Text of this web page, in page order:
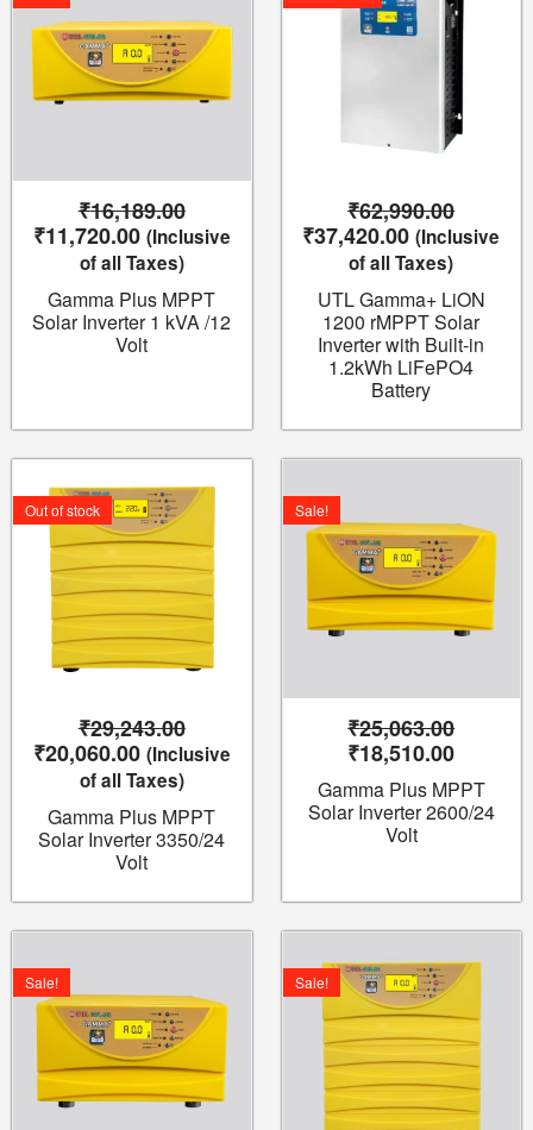
₹16,189.00
₹16,189.00.
₹11,720.00
₹11,720.00.
(Inclusive
of all Taxes)
Gamma Plus MPPT
Solar Inverter 1 kVA /12
Volt
₹62,990.00
₹62,990.00.
₹37,420.00
₹37,420.00.
(Inclusive
of all Taxes)
UTL Gamma+ LiON
1200 rMPPT Solar
Inverter with Built-in
1.2kWh LiFePO4
Battery
Out of stock
₹29,243.00
price
was:
₹29,243.00.
₹20,060.00
price
is:
₹20,060.00.
(Inclusive
of all Taxes)
Gamma Plus MPPT
Solar Inverter 3350/24
Volt
Sale!
₹25,063.00
was:
₹25,063.00.
₹18,510.00
is:
Gamma Plus MPPT
Solar Inverter 2600/24
Volt
Sale!
price
was:
₹18,810.00.
is:
₹13,890.00.
Sale!
price
was:
₹30,300.00.
price
is: